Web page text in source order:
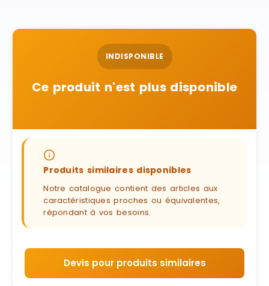
INDISPONIBLE
Ce produit n'est plus disponible
Produits similaires disponibles
Notre catalogue contient des articles aux
caractéristiques proches ou équivalentes,
répondant à vos besoins.
Devis pour produits similaires